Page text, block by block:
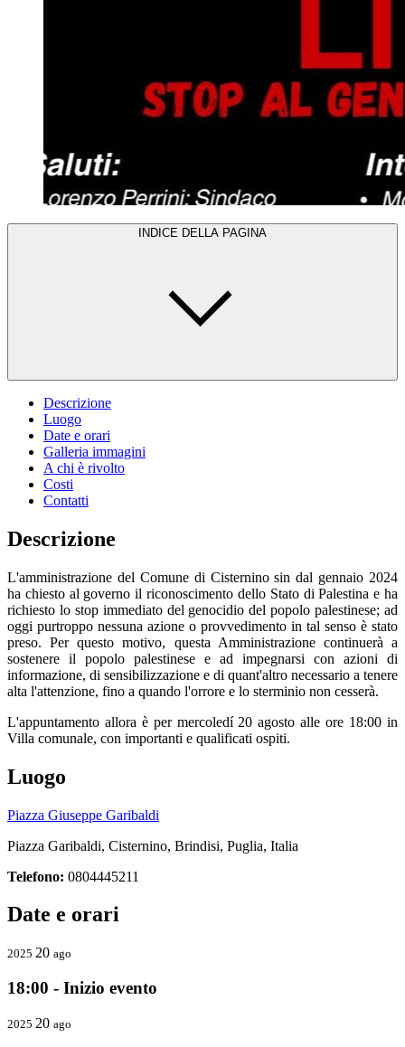
INDICE DELLA PAGINA
Descrizione
Luogo
Date e orari
Galleria immagini
A chi è rivolto
Costi
Contatti
Descrizione
L'amministrazione del Comune di Cisternino sin dal gennaio 2024
ha chiesto al governo il riconoscimento dello Stato di Palestina e ha
richiesto lo stop immediato del genocidio del popolo palestinese; ad
oggi purtroppo nessuna azione o provvedimento in tal senso è stato
preso. Per questo motivo, questa Amministrazione continuerà a
sostenere il popolo palestinese e ad impegnarsi con azioni di
informazione, di sensibilizzazione e di quant'altro necessario a tenere
alta l'attenzione, fino a quando l'orrore e lo sterminio non cesserà.
L'appuntamento allora è per mercoledí 20 agosto alle ore 18:00 in
Villa comunale, con importanti e qualificati ospiti.
Luogo
Piazza Giuseppe Garibaldi
Piazza Garibaldi, Cisternino, Brindisi, Puglia, Italia
Telefono: 0804445211
Date e orari
2025 20 ago
18:00 - Inizio evento
2025 20 ago